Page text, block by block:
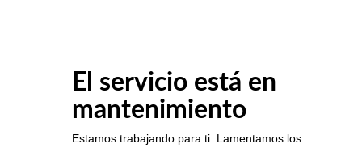
El servicio está en
mantenimiento
Estamos trabajando para ti. Lamentamos los